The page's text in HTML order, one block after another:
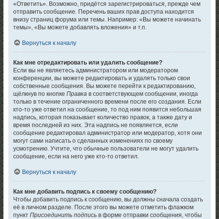
«Ответить». Возможно, придётся зарегистрироваться, прежде чем
отправить сообщение. Перечень ваших прав доступа находится
внизу страниц форума или темы. Например: «Вы можете начинать
темы», «Вы можете добавлять вложения» и т.п.
Вернуться к началу
Как мне отредактировать или удалить сообщение?
Если вы не являетесь администратором или модератором
конференции, вы можете редактировать и удалять только свои
собственные сообщения. Вы можете перейти к редактированию,
щёлкнув по кнопкеПравка в соответствующем сообщении, иногда
только в течение ограниченного времени после его создания. Если
кто-то уже ответил на сообщение, то под ним появится небольшая
надпись, которая показывает количество правок, а также дату и
время последней из них. Эта надпись не появляется, если
сообщение редактировал администратор или модератор, хотя они
могут сами написать о сделанных изменениях по своему
усмотрению. Учтите, что обычные пользователи не могут удалить
сообщение, если на него уже кто-то ответил.
Вернуться к началу
Как мне добавить подпись к своему сообщению?
Чтобы добавить подпись к сообщению, вы должны сначала создать
её в личном разделе. После этого вы можете отметить флажком
пунктПрисоединить подпись в форме отправки сообщения, чтобы